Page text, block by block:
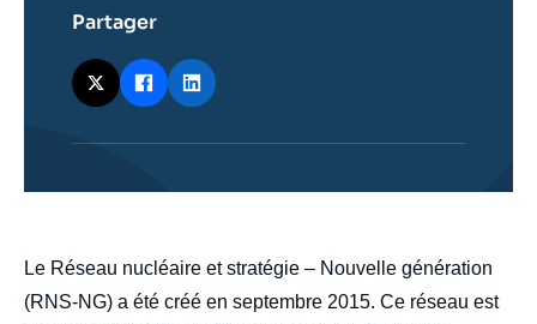
body
Le Réseau nucléaire et stratégie – Nouvelle génération
(RNS-NG) a été créé en septembre 2015. Ce réseau est
Partager